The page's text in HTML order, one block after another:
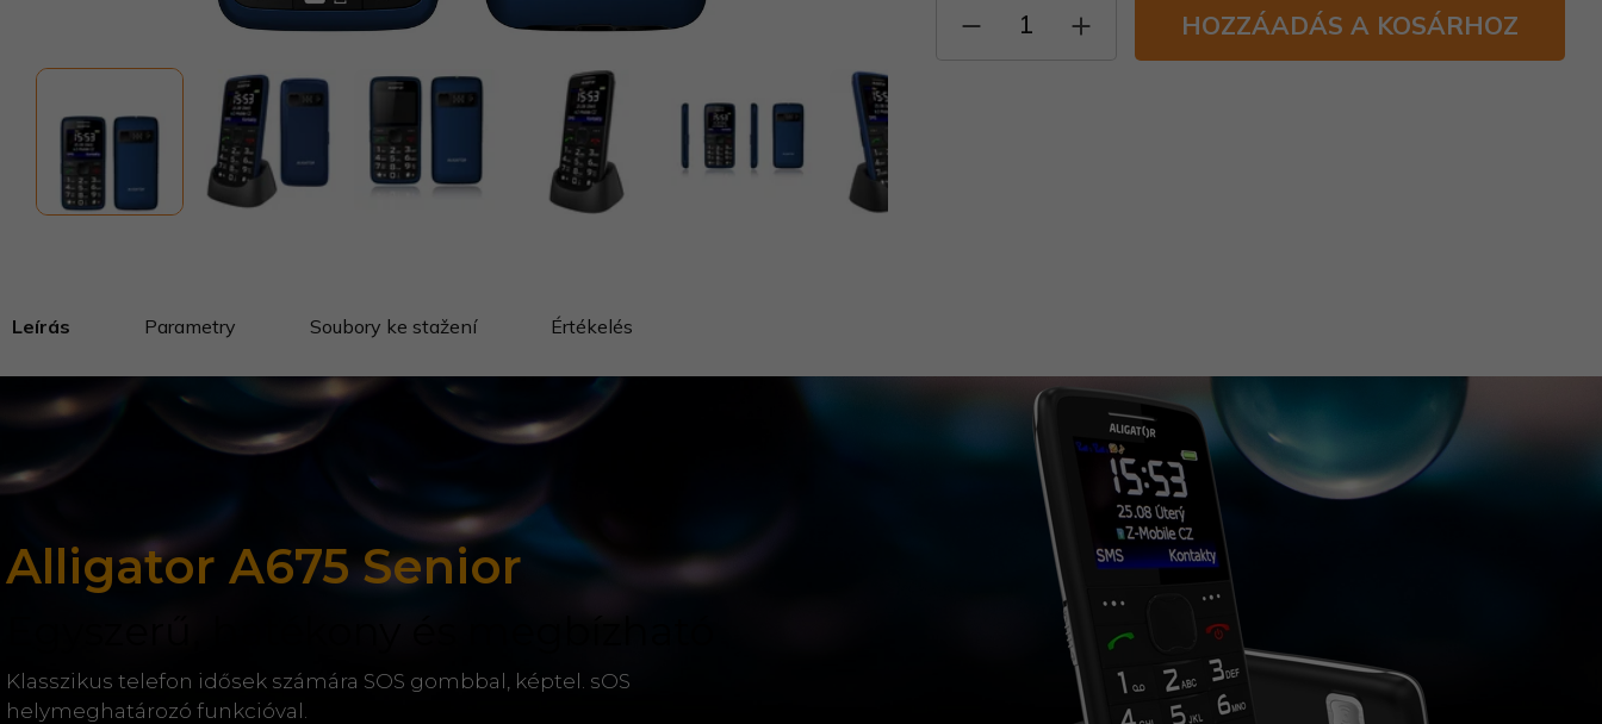
HOZZÁADÁS A KOSÁRHOZ
Leírás Parametry Soubory ke stažení Értékelés
Alligator A675 Senior
Klasszikus telefon idősek számára SOS gombbal, képtel. sOS
helymeghatározó funkcióval.